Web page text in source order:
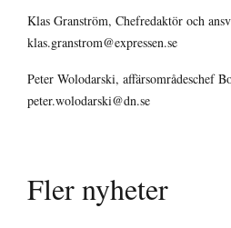
Klas Granström, Chefredaktör och
klas.granstrom@expressen.se
Peter Wolodarski, affärsområdeschef
peter.wolodarski@dn.se
Fler nyheter